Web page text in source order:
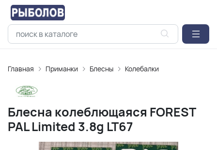
Главная Приманки Блесны Колебалки
Блесна колеблющаяся FOREST
PAL Limited 3.8g LT67